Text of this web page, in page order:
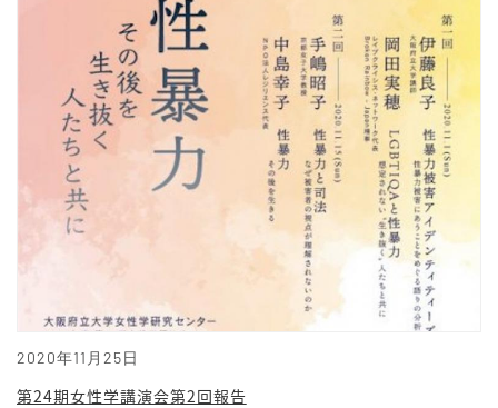
2020年11月25日
第24期女性学講演会第2回報告